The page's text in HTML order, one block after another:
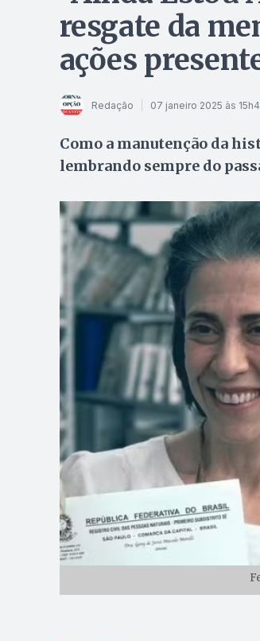
resgate da
ações
Redação 07 janeiro 2025 às
Como a manutenção da
lembrando sempre do